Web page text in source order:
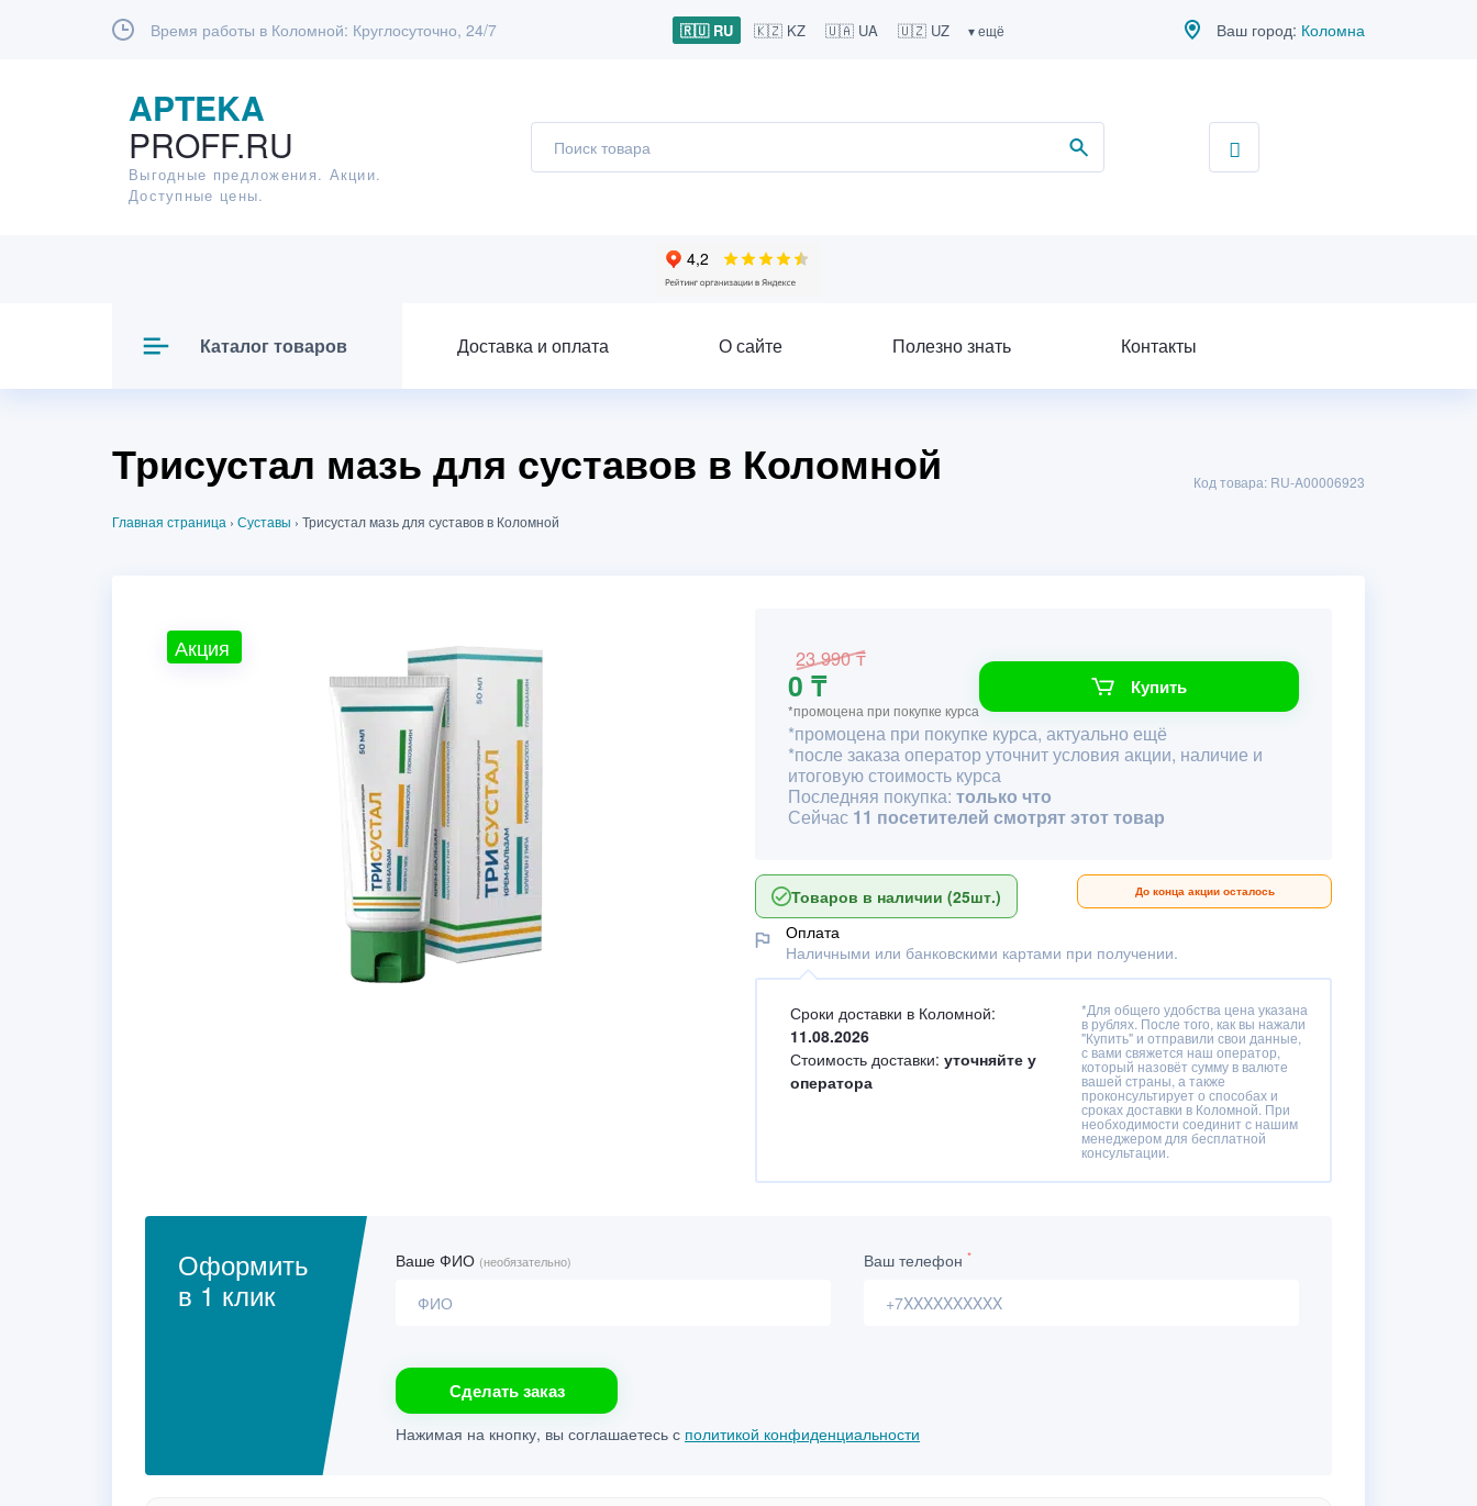
Время работы в Коломной: Круглосуточно, 24/7 🇷🇺 RU 🇰🇿 KZ 🇺🇦 UA 🇺🇿 UZ ▾ ещё Ваш город: Коломна
APTEKA
PROFF.RU
Выгодные предложения. Акции.
Доступные цены.
Каталог товаров Доставка и оплата О сайте Полезно знать Контакты
Трисустал мазь для суставов в Коломной
Главная страница › Суставы › Трисустал мазь для суставов в Коломной
Код товара: RU-A00006923
Акция 23 990 ₸
0 ₸
*промоцена при покупке курса
Купить
*промоцена при покупке курса, актуально ещё
*после заказа оператор уточнит условия акции, наличие и
итоговую стоимость курса
Последняя покупка: только что
Сейчас 11 посетителей смотрят этот товар
Товаров в наличии (25шт.) До конца акции осталось
Оплата
Наличными или банковскими картами при получении.
Сроки доставки в Коломной:
11.08.2026
Стоимость доставки: уточняйте у
оператора
*Для общего удобства цена указана
в рублях. После того, как вы нажали
"Купить" и отправили свои данные,
с вами свяжется наш оператор,
который назовёт сумму в валюте
вашей страны, а также
проконсультирует о способах и
сроках доставки в Коломной. При
необходимости соединит с нашим
менеджером для бесплатной
консультации.
Оформить
в 1 клик
Ваше ФИО (необязательно) Ваш телефон *
Сделать заказ
Нажимая на кнопку, вы соглашаетесь с политикой конфиденциальности